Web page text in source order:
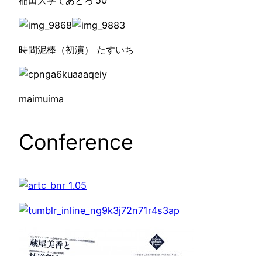
時間泥棒（初演） たすいち
maimuima
Conference